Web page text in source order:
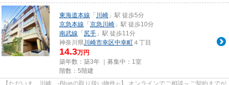
東海道本線 「 川崎 」駅 徒歩5分
京急本線 「 京急川崎 」駅 徒歩10分
南武線 「 尻手 」駅 徒歩11分
神奈川県川崎市幸区中幸町 ４丁目
14.3万円
築年数：築3年 ｜募集中： 1室
階数：5階建
【ただいま、川崎。-Blueの取り扱い物件♪-】 オンラインでご相談～ご契約までが